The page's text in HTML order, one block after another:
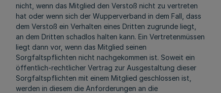
nicht, wenn das Mitglied den Verstoß nicht zu vertreten
hat oder wenn sich der Wupperverband in dem Fall, dass
dem Verstoß ein Verhalten eines Dritten zugrunde liegt,
an dem Dritten schadlos halten kann. Ein Vertretenmüssen
liegt dann vor, wenn das Mitglied seinen
Sorgfaltspflichten nicht nachgekommen ist. Soweit ein
öffentlich-rechtlicher Vertrag zur Ausgestaltung dieser
Sorgfaltspflichten mit einem Mitglied geschlossen ist,
werden in diesem die Anforderungen an die